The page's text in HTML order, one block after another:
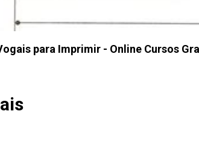
para Imprimir - Online Cursos